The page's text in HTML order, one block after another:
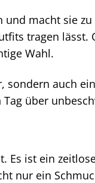
macht sie
tragen
Wahl.
auch
über
Es ist ein
nur ein